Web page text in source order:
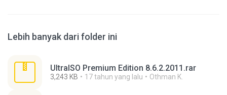
Lebih banyak dari folder ini
UltraISO Premium Edition 8.6.2.2011.rar
3,243 KB 17 tahun yang lalu Othman K.